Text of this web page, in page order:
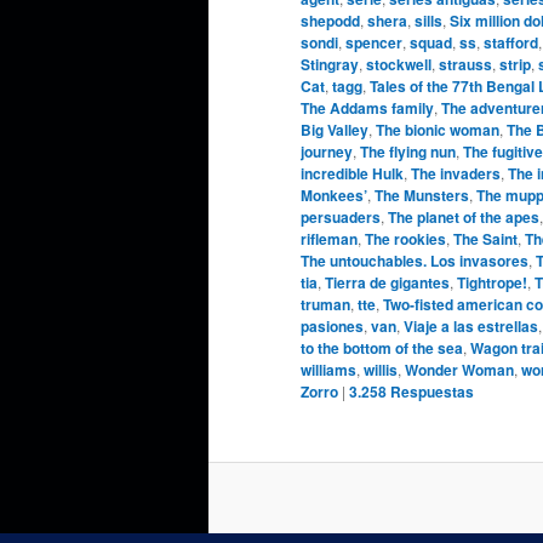
shepodd, shera, sills, Six million
sondi, spencer, squad, ss, stafford,
Stingray, stockwell, strauss, strip,
Cat, tagg, Tales of the 77th Bengal
The Addams family, The
Big Valley, The bionic woman, The
journey, The flying nun, The fugitive
incredible Hulk, The invaders, The
Monkees’, The Munsters, The
persuaders, The planet of the apes,
rifleman, The rookies, The Saint,
The untouchables. Los invasores,
tia, Tierra de gigantes, Tightrope!,
truman, tte, Two-fisted american
pasiones, van, Viaje a las estrellas,
to the bottom of the sea, Wagon
williams, willis, Wonder Woman,
Zorro | 3.258 Respuestas